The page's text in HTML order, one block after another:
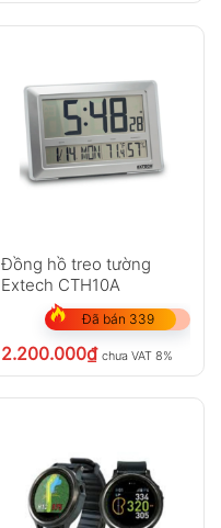
Đồng hồ treo tường
Extech CTH10A
Đã bán 339
2.200.000₫ chưa VAT 8%